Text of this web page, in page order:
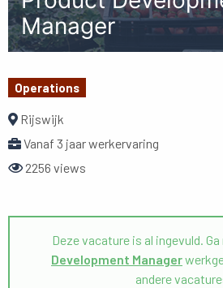
Manager
Operations
Rijswijk
Vanaf 3 jaar werkervaring
2256 views
Deze vacature is al ingevuld. Ga
Development Manager
andere